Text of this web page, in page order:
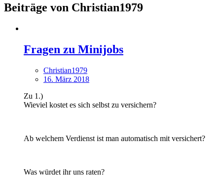
Beiträge von Christian1979
Fragen zu Minijobs
Christian1979
16. März 2018
Zu 1.)
Wieviel kostet es sich selbst zu versichern?
Ab welchem Verdienst ist man automatisch mit versichert?
Was würdet ihr uns raten?